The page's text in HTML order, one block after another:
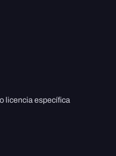
licencia específica